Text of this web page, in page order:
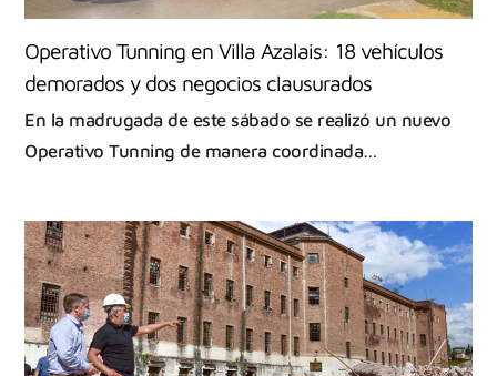
Operativo Tunning en Villa Azalais: 18 vehículos
demorados y dos negocios clausurados
En la madrugada de este sábado se realizó un nuevo
Operativo Tunning de manera coordinada…